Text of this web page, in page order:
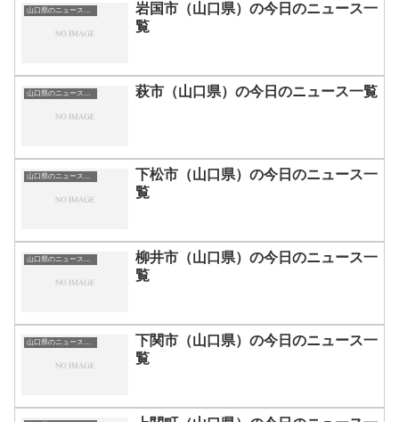
山口県のニュース一覧
岩国市（山口県）の今日のニュース一
覧
山口県のニュース一覧 萩市（山口県）の今日のニュース一覧
山口県のニュース一覧
下松市（山口県）の今日のニュース一
覧
山口県のニュース一覧
柳井市（山口県）の今日のニュース一
覧
山口県のニュース一覧
下関市（山口県）の今日のニュース一
覧